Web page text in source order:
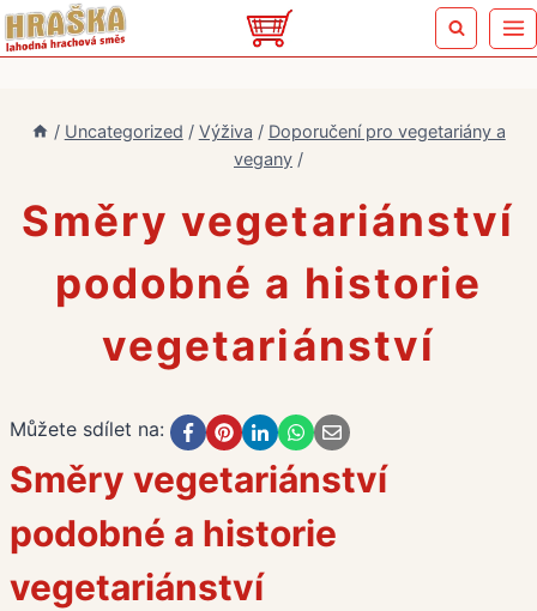
Přeskočit
na
/ Uncategorized / Výživa / Doporučení pro vegetariány a
vegany /
Směry vegetariánství
podobné a historie
vegetariánství
Můžete sdílet na:
Směry vegetariánství
podobné a historie
vegetariánství